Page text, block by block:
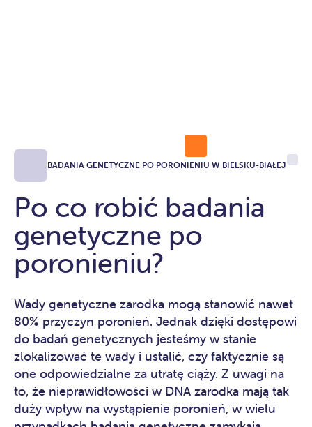
BADANIA GENETYCZNE PO PORONIENIU W BIELSKU-BIAŁEJ
Po co robić badania
genetyczne po
poronieniu?
Wady genetyczne zarodka mogą stanowić nawet
80% przyczyn poronień. Jednak dzięki dostępowi
do badań genetycznych jesteśmy w stanie
zlokalizować te wady i ustalić, czy faktycznie są
one odpowiedzialne za utratę ciąży. Z uwagi na
to, że nieprawidłowości w DNA zarodka mają tak
duży wpływ na wystąpienie poronień, w wielu